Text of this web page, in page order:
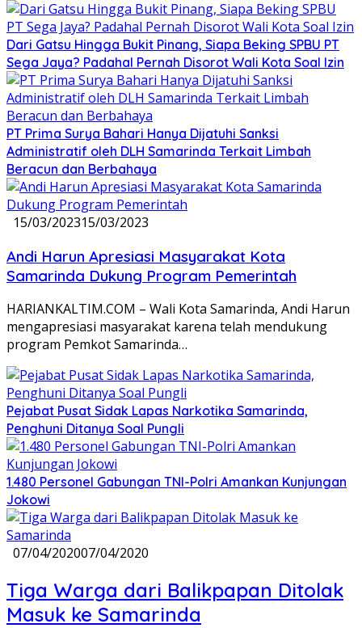
Dari Gatsu Hingga Bukit Pinang, Siapa Beking SPBU PT
Sega Jaya? Padahal Pernah Disorot Wali Kota Soal Izin
PT Prima Surya Bahari Hanya Dijatuhi Sanksi
Administratif oleh DLH Samarinda Terkait Limbah
Beracun dan Berbahaya
15/03/202315/03/2023
Andi Harun Apresiasi Masyarakat Kota
Samarinda Dukung Program Pemerintah
HARIANKALTIM.COM – Wali Kota Samarinda, Andi Harun
mengapresiasi masyarakat karena telah mendukung
program Pemkot Samarinda…
Pejabat Pusat Sidak Lapas Narkotika Samarinda,
Penghuni Ditanya Soal Pungli
1.480 Personel Gabungan TNI-Polri Amankan Kunjungan
Jokowi
07/04/202007/04/2020
Tiga Warga dari Balikpapan Ditolak
Masuk ke Samarinda